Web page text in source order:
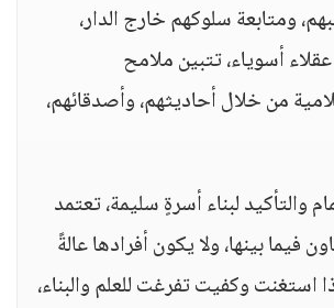
ومتابعة سلوكهم خارج الدار،
أسوياء، تتبين ملامح
من خلال أحاديثهم، وأصدقائهم،
والتأكيد لبناء أسرةٍ سليمة، تعتمد
فيما بينها، ولا يكون أفرادها عالةً
استغنت وكفيت تفرغت للعلم والبناء،